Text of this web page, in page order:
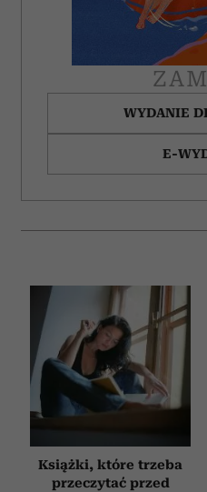
WYDANIE
E-
Książki, które trzeba
przeczytać przed